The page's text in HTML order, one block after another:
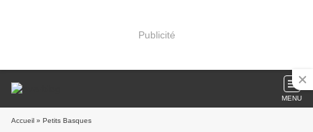
Publicité
MENU
Accueil » Petits Basques